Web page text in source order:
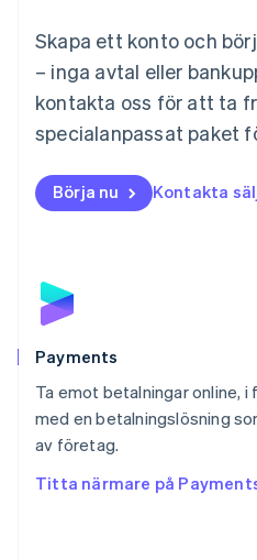
Skapa ett konto och
– inga avtal eller
kontakta oss för att ta
specialanpassat paket
Börja nu Kontakta
Payments
Ta emot betalningar online,
med en betalningslösning
av företag.
Titta närmare på
English
Mexiko
Nederländerna
NederlandsEnglish
English
Nya Zeeland
Portugal
Português
English
DeutschFrançaisItaliano
Singapore
English简体中文
English